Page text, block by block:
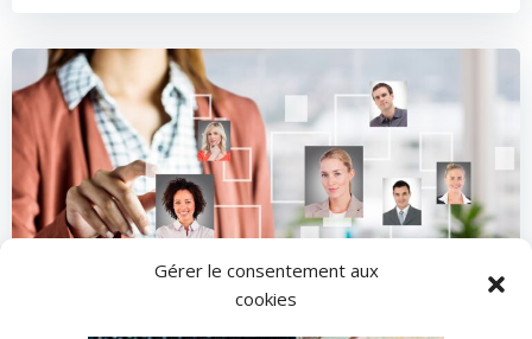
Gérer le consentement aux
cookies